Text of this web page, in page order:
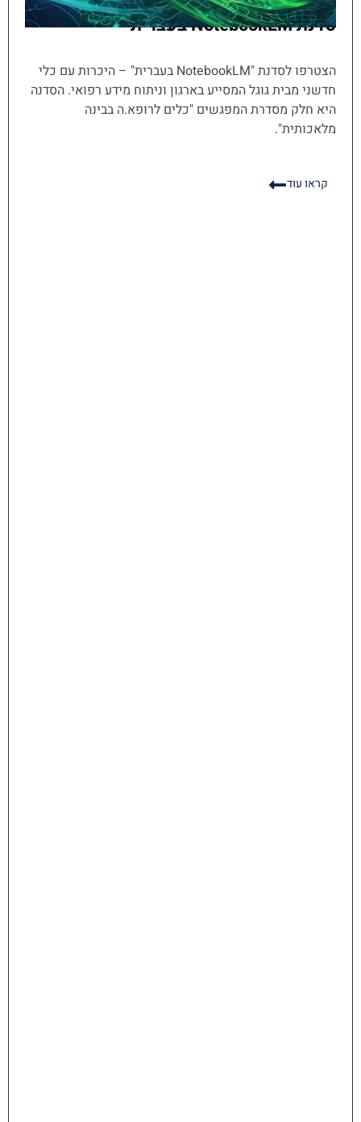
סדנת NotebookLM בעברית
הצטרפו לסדנת "NotebookLM בעברית" – היכרות עם כלי
חדשני מבית גוגל המסייע בארגון וניתוח מידע רפואי. הסדנה
היא חלק מסדרת המפגשים "כלים לרופא.ה בבינה
מלאכותית".
קראו עוד